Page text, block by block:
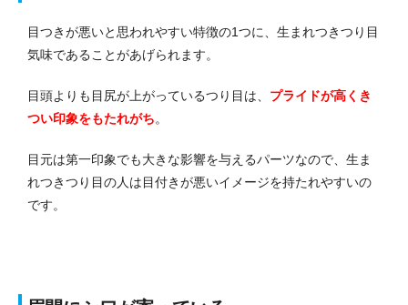
目つきが悪いと思われやすい特徴の1つに、生まれつきつり目
気味であることがあげられます。
目頭よりも目尻が上がっているつり目は、 プライドが高くき
つい印象をもたれがち。
目元は第一印象でも大きな影響を与えるパーツなので、生ま
れつきつり目の人は目付きが悪いイメージを持たれやすいの
です。